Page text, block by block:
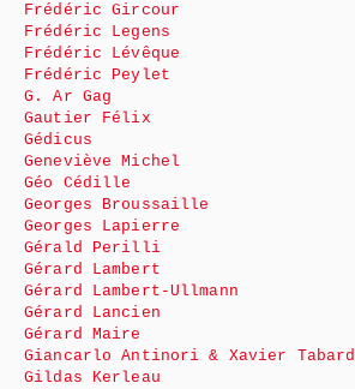
Frédéric Gircour
Frédéric Legens
Frédéric Lévêque
Frédéric Peylet
G. Ar Gag
Gautier Félix
Gédicus
Geneviève Michel
Géo Cédille
Georges Broussaille
Georges Lapierre
Gérald Perilli
Gérard Lambert
Gérard Lambert-Ullmann
Gérard Lancien
Gérard Maire
Giancarlo Antinori & Xavier Tabard
Gildas Kerleau